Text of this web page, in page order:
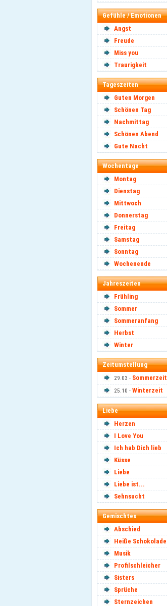
Gefühle / Emotionen
Angst
Freude
Miss you
Traurigkeit
Tageszeiten
Guten Morgen
Schönen Tag
Nachmittag
Schönen Abend
Gute Nacht
Wochentage
Montag
Dienstag
Mittwoch
Donnerstag
Freitag
Samstag
Sonntag
Wochenende
Jahreszeiten
Frühling
Sommer
Sommeranfang
Herbst
Winter
Zeitumstellung
29.03 - Sommerzeit
25.10 - Winterzeit
Liebe
Herzen
I Love You
Ich hab Dich lieb
Küsse
Liebe
Liebe ist...
Sehnsucht
Gemischtes
Abschied
Heiße Schokolade
Musik
Profilschleicher
Sisters
Sprüche
Sternzeichen